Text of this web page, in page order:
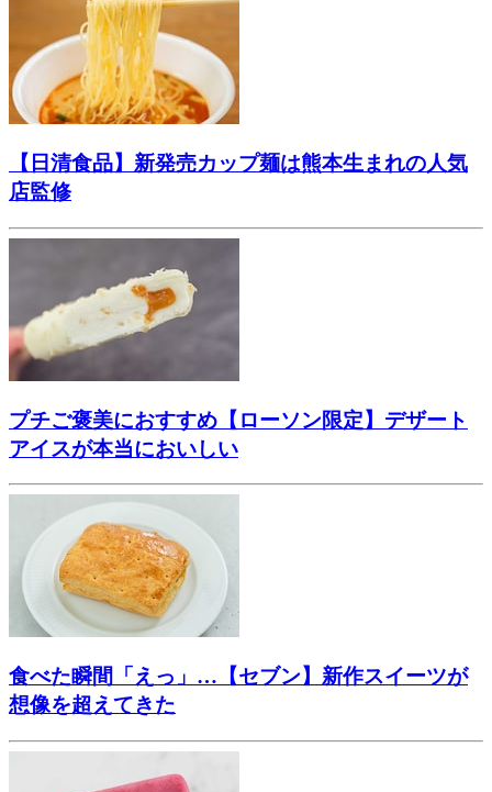
【日清食品】新発売カップ麺は熊本生まれの人気
店監修
プチご褒美におすすめ【ローソン限定】デザート
アイスが本当においしい
食べた瞬間「えっ」…【セブン】新作スイーツが
想像を超えてきた